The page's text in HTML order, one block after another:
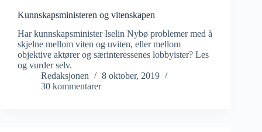
Kunnskapsministeren og vitenskapen
Har kunnskapsminister Iselin Nybø problemer med å
skjelne mellom viten og uviten, eller mellom
objektive aktører og særinteressenes lobbyister? Les
og vurder selv.
Redaksjonen
8 oktober, 2019
30 kommentarer